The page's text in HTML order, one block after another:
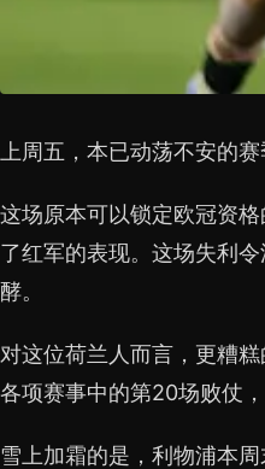
上周五，本已动荡不安的
这场原本可以锁定欧冠资
了红军的表现。这场失利
酵。
对这位荷兰人而言，更糟
各项赛事中的第20场败仗
雪上加霜的是，利物浦本